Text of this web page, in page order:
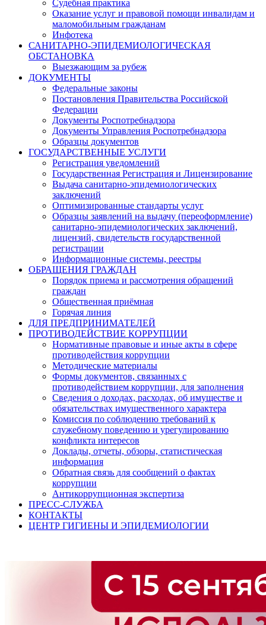
Судебная практика
Оказание услуг и правовой помощи инвалидам и
маломобильным гражданам
Инфотека
САНИТАРНО-ЭПИДЕМИОЛОГИЧЕСКАЯ
ОБСТАНОВКА
Выезжающим за рубеж
ДОКУМЕНТЫ
Федеральные законы
Постановления Правительства Российской
Федерации
Документы Роспотребнадзора
Документы Управления Роспотребнадзора
Образцы документов
ГОСУДАРСТВЕННЫЕ УСЛУГИ
Регистрация уведомлений
Государственная Регистрация и Лицензирование
Выдача санитарно-эпидемиологических
заключений
Оптимизированные стандарты услуг
Образцы заявлений на выдачу (переоформление)
санитарно-эпидемиологических заключений,
лицензий, свидетельств государственной
регистрации
Информационные системы, реестры
ОБРАЩЕНИЯ ГРАЖДАН
Порядок приема и рассмотрения обращений
граждан
Общественная приёмная
Горячая линия
ДЛЯ ПРЕДПРИНИМАТЕЛЕЙ
ПРОТИВОДЕЙСТВИЕ КОРРУПЦИИ
Нормативные правовые и иные акты в сфере
противодействия коррупции
Методические материалы
Формы документов, связанных с
противодействием коррупции, для заполнения
Сведения о доходах, расходах, об имуществе и
обязательствах имущественного характера
Комиссия по соблюдению требований к
служебному поведению и урегулированию
конфликта интересов
Доклады, отчеты, обзоры, статистическая
информация
Обратная связь для сообщений о фактах
коррупции
Антикоррупционная экспертиза
ПРЕСС-СЛУЖБА
КОНТАКТЫ
ЦЕНТР ГИГИЕНЫ И ЭПИДЕМИОЛОГИИ